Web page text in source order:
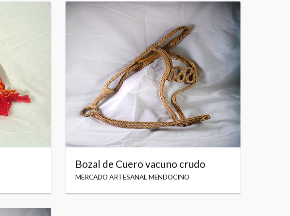
Bozal de Cuero vacuno crudo
MERCADO ARTESANAL MENDOCINO